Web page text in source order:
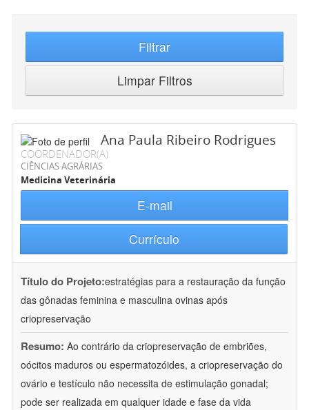
Filtrar
Limpar Filtros
Ana Paula Ribeiro Rodrigues
COORDENADOR(A)
CIÊNCIAS AGRÁRIAS
Medicina Veterinária
E-mail
Currículo
Título do Projeto:estratégias para a restauração da função
das gônadas feminina e masculina ovinas após
criopreservação
Resumo: Ao contrário da criopreservação de embriões,
oócitos maduros ou espermatozóides, a criopreservação do
ovário e testículo não necessita de estimulação gonadal;
pode ser realizada em qualquer idade e fase da vida